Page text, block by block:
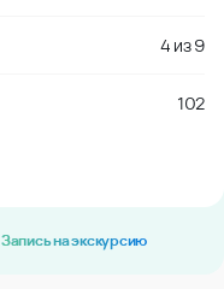
4 из9
102
Запись на экскурсию